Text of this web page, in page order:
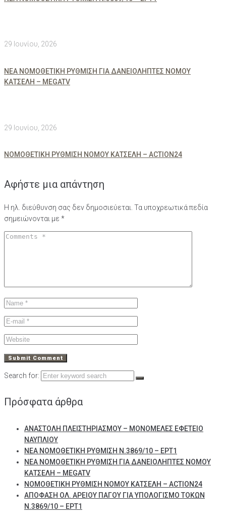
29 Ιουνίου, 2026
ΝΕΑ ΝΟΜΟΘΕΤΙΚΗ ΡΥΘΜΙΣΗ ΓΙΑ ΔΑΝΕΙΟΛΗΠΤΕΣ ΝΟΜΟΥ
ΚΑΤΣΕΛΗ – MEGATV
29 Ιουνίου, 2026
ΝΟΜΟΘΕΤΙΚΗ ΡΥΘΜΙΣΗ ΝΟΜΟΥ ΚΑΤΣΕΛΗ – ACTION24
Αφήστε μια απάντηση
Η ηλ. διεύθυνση σας δεν δημοσιεύεται. Τα υποχρεωτικά πεδία
σημειώνονται με *
Search for:
Πρόσφατα άρθρα
ΑΝΑΣΤΟΛΗ ΠΛΕΙΣΤΗΡΙΑΣΜΟΥ – ΜΟΝΟΜΕΛΕΣ ΕΦΕΤΕΙΟ
ΝΑΥΠΛΙΟΥ
ΝΕΑ ΝΟΜΟΘΕΤΙΚΗ ΡΥΘΜΙΣΗ Ν.3869/10 – ΕΡΤ1
ΝΕΑ ΝΟΜΟΘΕΤΙΚΗ ΡΥΘΜΙΣΗ ΓΙΑ ΔΑΝΕΙΟΛΗΠΤΕΣ ΝΟΜΟΥ
ΚΑΤΣΕΛΗ – MEGATV
ΝΟΜΟΘΕΤΙΚΗ ΡΥΘΜΙΣΗ ΝΟΜΟΥ ΚΑΤΣΕΛΗ – ACTION24
ΑΠΟΦΑΣΗ ΟΛ. ΑΡΕΙΟΥ ΠΑΓΟΥ ΓΙΑ ΥΠΟΛΟΓΙΣΜΟ ΤΟΚΩΝ
Ν.3869/10 – ΕΡΤ1